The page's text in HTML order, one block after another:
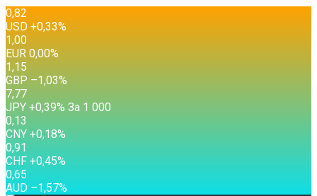
0,82
USD +0,33%
1,00
EUR 0,00%
1,15
GBP –1,03%
7,77
JPY +0,39% За 1 000
0,13
CNY +0,18%
0,91
CHF +0,45%
0,65
AUD –1,57%